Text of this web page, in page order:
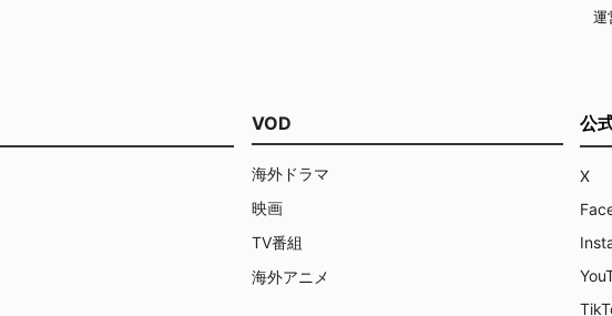
運
VOD
海外ドラマ
映画
TV番組
海外アニメ
公
X